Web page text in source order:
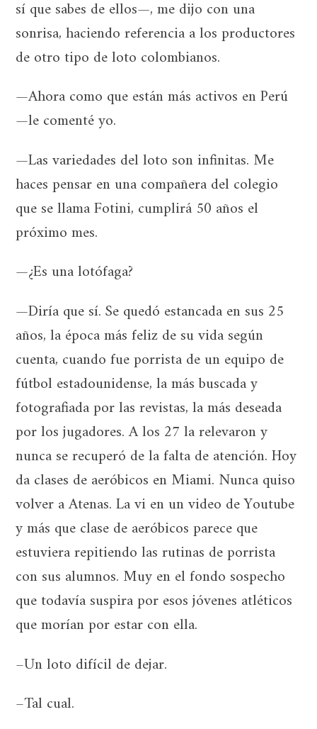
sí que sabes de ellos—, me dijo con una
sonrisa, haciendo referencia a los productores
de otro tipo de loto colombianos.
—Ahora como que están más activos en Perú
—le comenté yo.
—Las variedades del loto son infinitas. Me
haces pensar en una compañera del colegio
que se llama Fotini, cumplirá 50 años el
próximo mes.
—¿Es una lotófaga?
—Diría que sí. Se quedó estancada en sus 25
años, la época más feliz de su vida según
cuenta, cuando fue porrista de un equipo de
fútbol estadounidense, la más buscada y
fotografiada por las revistas, la más deseada
por los jugadores. A los 27 la relevaron y
nunca se recuperó de la falta de atención. Hoy
da clases de aeróbicos en Miami. Nunca quiso
volver a Atenas. La vi en un video de Youtube
y más que clase de aeróbicos parece que
estuviera repitiendo las rutinas de porrista
con sus alumnos. Muy en el fondo sospecho
que todavía suspira por esos jóvenes atléticos
que morían por estar con ella.
–Un loto difícil de dejar.
–Tal cual.